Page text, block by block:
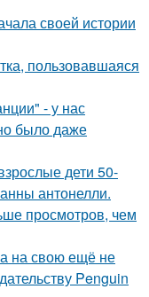
своей истории
пользовавшаяся
- у нас
было даже
дети 50-
антонелли.
просмотров, чем
на свою ещё не
Penguin